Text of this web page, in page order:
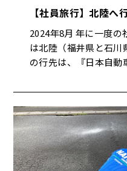
【社員旅行】北陸へ
2024年8月 年に一度の
は北陸（福井県と石
の行先は、『日本自動
た♩ その後、昼食会場へ? 新鮮な海鮮を食べること
ができ幸せなひと時でした✨ 今回の
総勢73名の方にご参
だけではなく、ご家
より楽しく過ごせた
の社員旅行はどこに